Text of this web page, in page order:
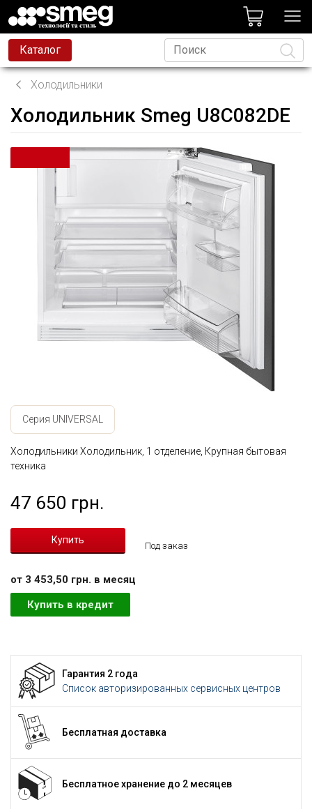
Каталог
Язык
Холодильники
Холодильник Smeg U8C082DE
Серия UNIVERSAL
Холодильники Холодильник, 1 отделение, Крупная бытовая
техника
47 650 грн.
Под заказ
от 3 453,50 грн. в месяц
Купить в кредит
Гарантия 2 года
Список авторизированных сервисных центров
Бесплатная доставка
Бесплатное хранение до 2 месяцев